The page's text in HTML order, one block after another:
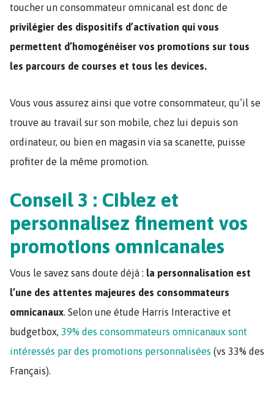
toucher un consommateur omnicanal est donc de
privilégier des dispositifs d’activation qui vous
permettent d’homogénéiser vos promotions sur tous
les parcours de courses et tous les devices.
Vous vous assurez ainsi que votre consommateur, qu’il se
trouve au travail sur son mobile, chez lui depuis son
ordinateur, ou bien en magasin via sa scanette, puisse
profiter de la même promotion.
Conseil 3 : Ciblez et
personnalisez finement vos
promotions omnicanales
Vous le savez sans doute déjà : la personnalisation est
l’une des attentes majeures des consommateurs
omnicanaux. Selon une étude Harris Interactive et
budgetbox, 39% des consommateurs omnicanaux sont
intéressés par des promotions personnalisées (vs 33% des
Français).